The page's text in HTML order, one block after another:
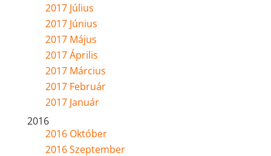
2017 Július
2017 Június
2017 Május
2017 Április
2017 Március
2017 Február
2017 Január
2016
2016 Október
2016 Szeptember